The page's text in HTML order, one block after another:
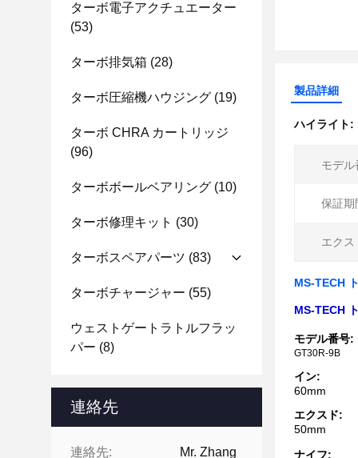
ターボ電子アクチュエーター
(53)
ターボ排気箱 (28)
ターボ圧縮機ハウジング (19)
ターボ CHRA カートリッジ
(96)
ターボボールベアリング (10)
ターボ修理キット (30)
ターボスペアパーツ (83)
ターボチャージャー (55)
ウェストゲートラトルフラッ
パー (8)
連絡先
連絡先: Mr. Zhang
製品詳細
ハイライト:
モデル
保証期
エクス
MS-TECH
MS-TECH
モデル番号:
GT30R-9B
イン:
60mm
エクスド:
50mm
ナイフ: